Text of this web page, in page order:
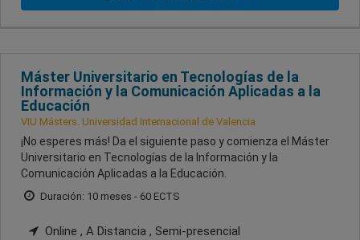
Máster Universitario en Tecnologías de la
Información y la Comunicación Aplicadas a la
Educación
VIU Másters. Universidad Internacional de Valencia
¡No esperes más! Da el siguiente paso y comienza el Máster
Universitario en Tecnologías de la Información y la
Comunicación Aplicadas a la Educación.
Duración: 10 meses - 60 ECTS
Online , A Distancia , Semi-presencial